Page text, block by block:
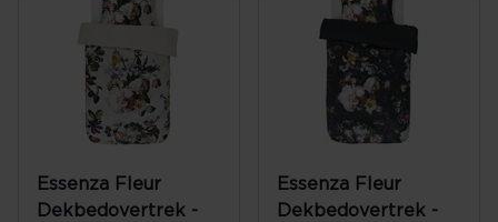
Essenza Fleur
Dekbedovertrek -
Essenza Fleur
Dekbedovertrek -